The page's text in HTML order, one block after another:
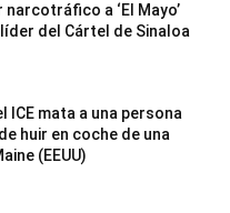
a ‘El Mayo’
del Cártel de Sinaloa
ICE mata a una persona
huir en coche de una
(EEUU)